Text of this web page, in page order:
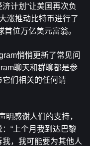
计划“让美国再次负
涨推动比特币进行了
首位万亿美元富翁。
悄悄更新了常见问
聊天和群聊都是参
们相关的任何请
明感谢人们的支持，
“上个月我到达巴黎
，我可能要为其他人